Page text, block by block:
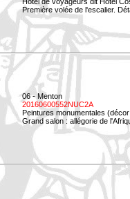
Première volée de l'escalier.
06 - Menton
20160600552NUC2A
Peintures monumentales
Grand salon : allégorie de